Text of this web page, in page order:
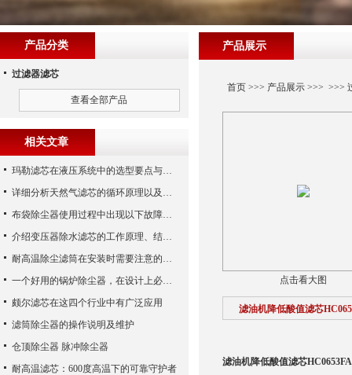
产品展示
首页>>> 产品展示>>> >>>
点击看大图
滤油机降低酸值滤芯
滤油机降低酸值滤芯
产品分类
过滤器滤芯
查看全部产品
相关文章
玛勒滤芯在液压系统中的选型要点与常见误区
详细分析天然气滤芯的循环原理以及使用特性
布袋除尘器使用过程中出现以下故障要怎么应对？
介绍变压器除水滤芯的工作原理、结构及优点
耐高温除尘滤筒在安装时需要注意的事项
一个好用的锅炉除尘器，在设计上必须满足这八个要求
颇尔滤芯在这四个行业中有广泛应用
滤筒除尘器的操作说明及维护
仓顶除尘器 脉冲除尘器
耐高温滤芯：600度高温下的可靠守护者